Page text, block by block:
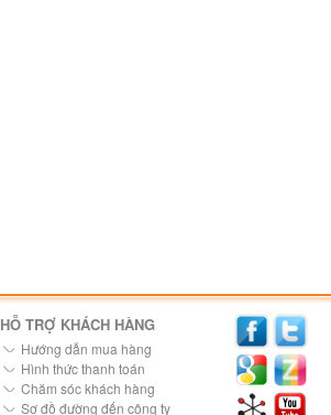
HỖ TRỢ KHÁCH HÀNG
Hướng dẫn mua hàng
Hình thức thanh toán
Chăm sóc khách hàng
Sơ đồ đường đến công ty